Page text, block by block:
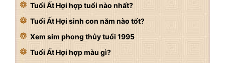
Tuổi Ất Hợi hợp tuổi nào nhất?
Tuổi Ất Hợi sinh con năm nào tốt?
Xem sim phong thủy tuổi 1995
Tuổi Ất Hợi hợp màu gì?